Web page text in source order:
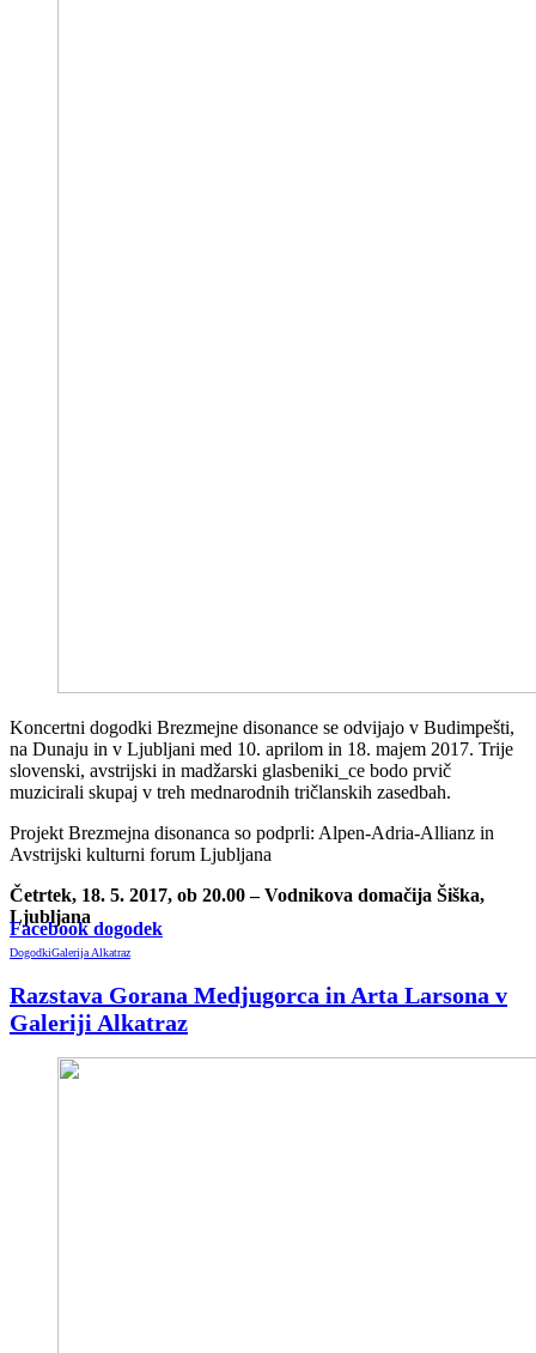
Koncertni dogodki Brezmejne disonance se odvijajo v Budimpešti,
na Dunaju in v Ljubljani med 10. aprilom in 18. majem 2017. Trije
slovenski, avstrijski in madžarski glasbeniki_ce bodo prvič
muzicirali skupaj v treh mednarodnih tričlanskih zasedbah.
Projekt Brezmejna disonanca so podprli: Alpen-Adria-Allianz in
Avstrijski kulturni forum Ljubljana
Četrtek, 18. 5. 2017, ob 20.00 – Vodnikova domačija Šiška,
Ljubljana
Facebook dogodek
DogodkiGalerija Alkatraz
Razstava Gorana Medjugorca in Arta Larsona v
Galeriji Alkatraz